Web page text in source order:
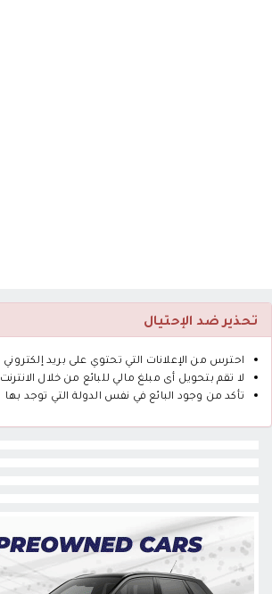
تحذير ضد الإحتيال
احترس من الإعلانات التي تحتوي على بريد إلكتروني
لا تقم بتحويل أى مبلغ مالي للبائع من خلال الانترنت
تأكد من وجود البائع في نفس الدولة التي توجد بها